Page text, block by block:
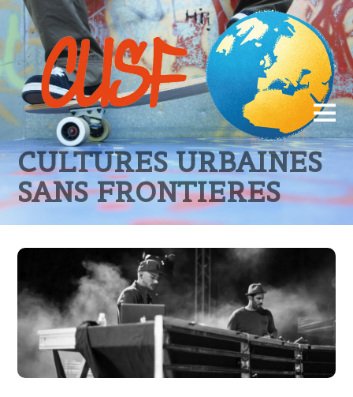
CULTURES URBAINES
SANS FRONTIERES